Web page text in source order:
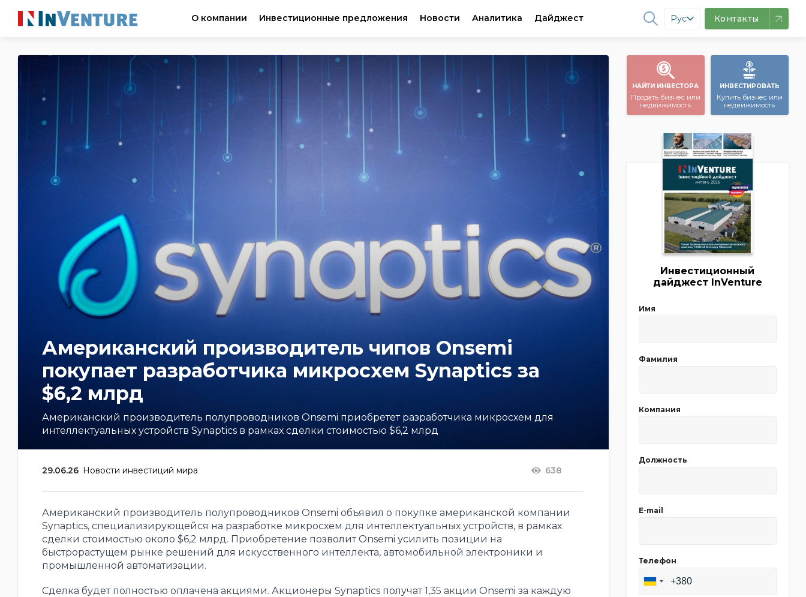
О компании Инвестиционные предложения Новости Аналитика Дайджест Рус Контакты
Американский производитель чипов Onsemi
покупает разработчика микросхем Synaptics за
$6,2 млрд
Американский производитель полупроводников Onsemi приобретет разработчика микросхем для
интеллектуальных устройств Synaptics в рамках сделки стоимостью $6,2 млрд
29.06.26 Новости инвестиций мира 638
Американский производитель полупроводников Onsemi объявил о покупке американской компании
Synaptics, специализирующейся на разработке микросхем для интеллектуальных устройств, в рамках
сделки стоимостью около $6,2 млрд. Приобретение позволит Onsemi усилить позиции на
быстрорастущем рынке решений для искусственного интеллекта, автомобильной электроники и
промышленной автоматизации.
Сделка будет полностью оплачена акциями. Акционеры Synaptics получат 1,35 акции Onsemi за каждую
НАЙТИ ИНВЕСТОРА
Продать бизнес или
недвижимость
ИНВЕСТИРОВАТЬ
Купить бизнес или
недвижимость
Инвестиционный
дайджест InVenture
Имя
Фамилия
Компания
Должность
E-mail
Телефон